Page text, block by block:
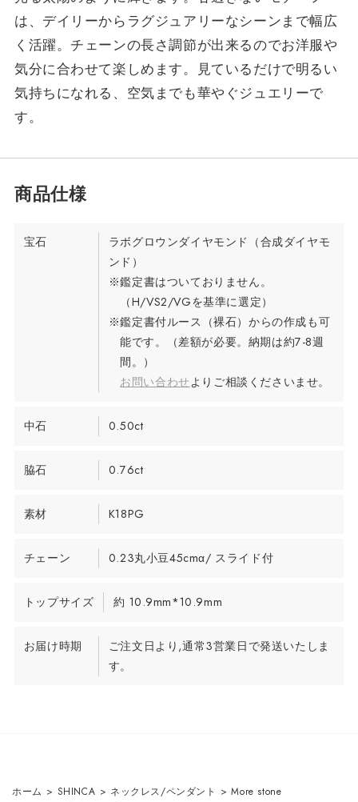
は、デイリーからラグジュアリーなシーンまで幅広
く活躍。チェーンの長さ調節が出来るのでお洋服や
気分に合わせて楽しめます。見ているだけで明るい
気持ちになれる、空気までも華やぐジュエリーで
す。
宝石
ラボグロウンダイヤモンド（合成ダイヤモ
ンド）
※鑑定書はついておりません。
（H/VS2/VGを基準に選定）
※鑑定書付ルース（裸石）からの作成も可
能です。（差額が必要。納期は約7-8週
間。）
お問い合わせよりご相談くださいませ。
中石 0.50ct
脇石 0.76ct
素材 K18PG
チェーン 0.23丸小豆45cmα/ スライド付
トップサイズ 約 10.9mm*10.9mm
お届け時期
ご注文日より,通常3営業日で発送いたしま
す。
ホーム > SHINCA > ネックレス/ペンダント >More stone